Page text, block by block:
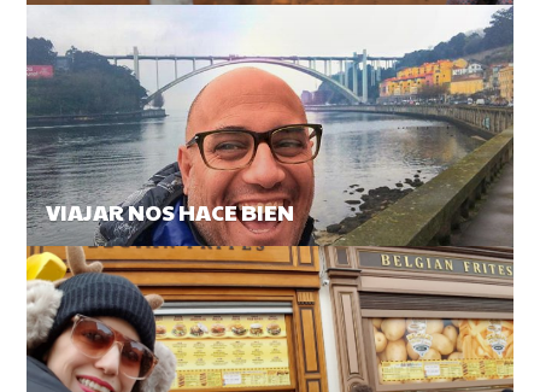
VIAJAR NOS HACE BIEN